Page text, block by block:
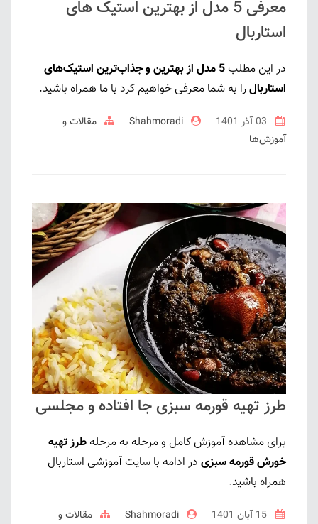
معرفی 5 مدل از بهترین استیک های
استاربال
در این مطلب
5 مدل از بهترین و جذاب‌ترین استیک‌های
استاربالرا به شما معرفی خواهیم کرد با ما همراه باشید.
Shahmoradi
مقالات و
آموزش‌ها
طرز تهیه قورمه سبزی جا افتاده و مجلسی
برای مشاهده آموزش کامل و مرحله به مرحله طرز تهیه
خورش قورمه سبزی در ادامه با سایت آموزشی استاربال
همراه باشید.
Shahmoradi
مقالات و